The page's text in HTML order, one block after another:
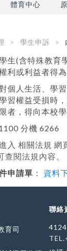
體育中心
學生申訴
生(含特殊教育
利或利益者得
個人生活、學
習權益受損時
者，得向本校
分機 6266
進入 相關法規 網
閱法規內容。
申請單 ： 資料
育司
聯絡